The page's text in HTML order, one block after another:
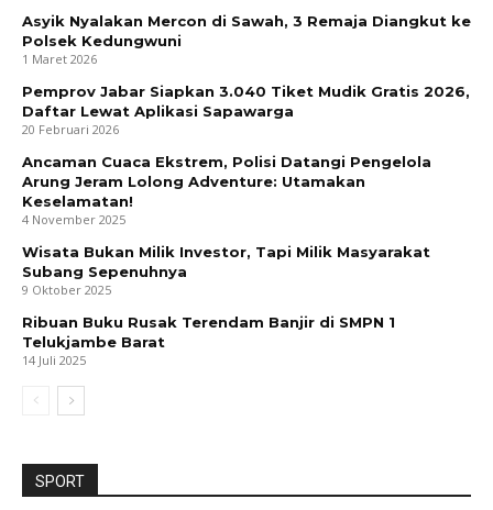
Asyik Nyalakan Mercon di Sawah, 3 Remaja Diangkut ke
Polsek Kedungwuni
1 Maret 2026
Pemprov Jabar Siapkan 3.040 Tiket Mudik Gratis 2026,
Daftar Lewat Aplikasi Sapawarga
20 Februari 2026
Ancaman Cuaca Ekstrem, Polisi Datangi Pengelola
Arung Jeram Lolong Adventure: Utamakan
Keselamatan!
4 November 2025
Wisata Bukan Milik Investor, Tapi Milik Masyarakat
Subang Sepenuhnya
9 Oktober 2025
Ribuan Buku Rusak Terendam Banjir di SMPN 1
Telukjambe Barat
14 Juli 2025
SPORT